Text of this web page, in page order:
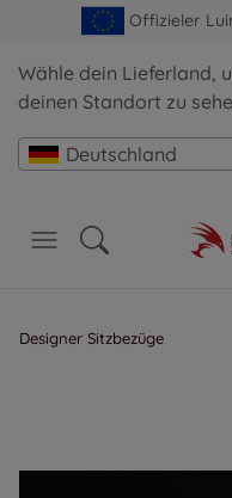
Offizieler
Wähle dein Lieferland,
deinen Standort zu
Deutschland
Designer Sitzbezüge